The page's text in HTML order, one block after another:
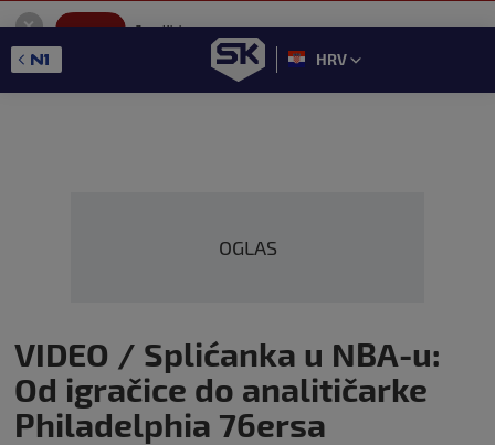
SportKlub
GET - On the Google Play
HRV
OGLAS
VIDEO / Splićanka u NBA-u:
Od igračice do analitičarke
Philadelphia 76ersa